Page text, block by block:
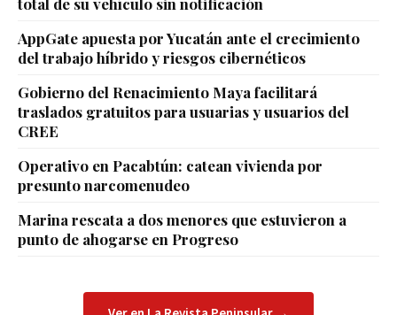
AppGate apuesta por Yucatán ante el crecimiento
del trabajo híbrido y riesgos cibernéticos
Gobierno del Renacimiento Maya facilitará
traslados gratuitos para usuarias y usuarios del
CREE
Operativo en Pacabtún: catean vivienda por
presunto narcomenudeo
Marina rescata a dos menores que estuvieron a
punto de ahogarse en Progreso